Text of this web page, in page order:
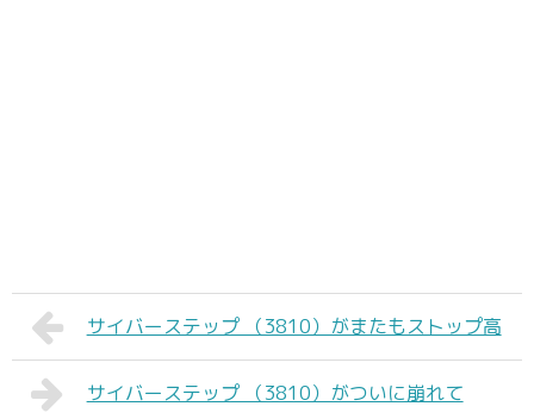
サイバーステップ （3810）がまたもストップ高
サイバーステップ （3810）がついに崩れて